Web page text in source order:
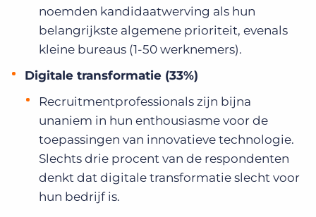
noemden kandidaatwerving als hun
belangrijkste algemene prioriteit, evenals
kleine bureaus (1-50 werknemers).
Digitale transformatie (33%)
Recruitmentprofessionals zijn bijna
unaniem in hun enthousiasme voor de
toepassingen van innovatieve technologie.
Slechts drie procent van de respondenten
denkt dat digitale transformatie slecht voor
hun bedrijf is.